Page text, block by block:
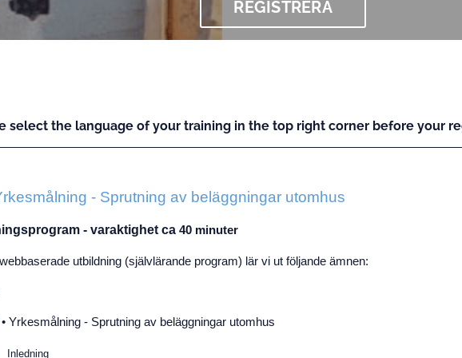
REGISTRERA
select the language of your training in the top right corner before your
- Sprutning av beläggningar utomhus
- varaktighet ca40 minuter
webbaserade utbildning (självlärande program) lär vi ut följande ämnen:
• Yrkesmålning - Sprutning av beläggningar utomhus
Inledning